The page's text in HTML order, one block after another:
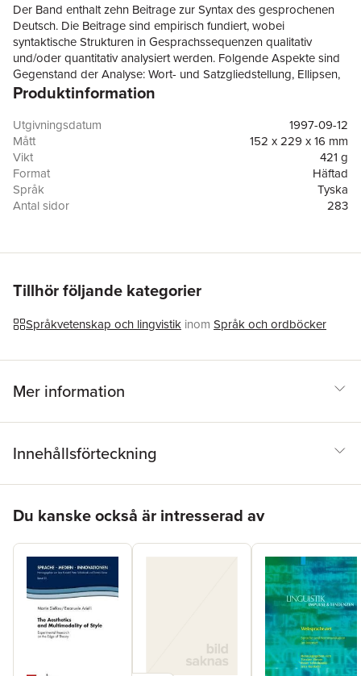
Der Band enthalt zehn Beitrage zur Syntax des gesprochenen
Deutsch. Die Beitrage sind empirisch fundiert, wobei
syntaktische Strukturen in Gesprachssequenzen qualitativ
und/oder quantitativ analysiert werden. Folgende Aspekte sind
Gegenstand der Analyse: Wort- und Satzgliedstellung, Ellipsen,
Selbstreparaturen, Parataxe, direkte und indirekte Rede,
Deutsch. Die Syntaxanalysen beziehen pragmatische Faktoren
mit ein, so dass die Analysen im weitesten Sinne
strukturfunktional sind.
Produktinformation
Utgivningsdatum
1997-09-12
Mått
152 x 229 x 16 mm
Vikt
421 g
Format
Häftad
Språk
Tyska
Antal sidor
283
Tillhör följande kategorier
Språkvetenskap och lingvistik inom Språk och ordböcker
Mer information
Innehållsförteckning
Du kanske också är intresserad av